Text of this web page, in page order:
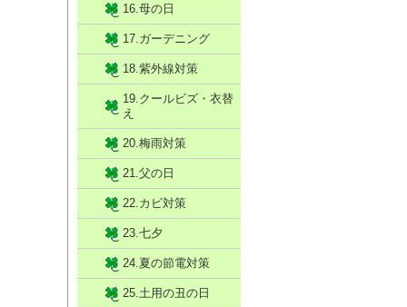
16.母の日
17.ガーデニング
18.紫外線対策
19.クールビズ・衣替
え
20.梅雨対策
21.父の日
22.カビ対策
23.七夕
24.夏の節電対策
25.土用の丑の日